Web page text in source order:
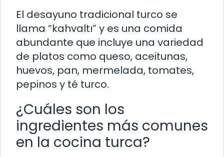
El desayuno tradicional turco se
llama “kahvaltı” y es una comida
abundante que incluye una variedad
de platos como queso, aceitunas,
huevos, pan, mermelada, tomates,
pepinos y té turco.
¿Cuáles son los
ingredientes más comunes
en la cocina turca?